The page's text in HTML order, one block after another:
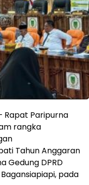
Rapat Paripurna
rangka
Tahun Anggaran
Gedung DPRD
pada